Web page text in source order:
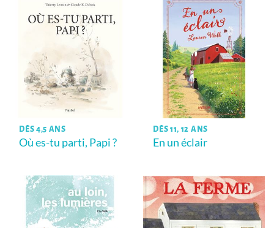
DÈS 4,5 ANS
Où es-tu parti, Papi ?
DÈS 11, 12 ANS
En un éclair